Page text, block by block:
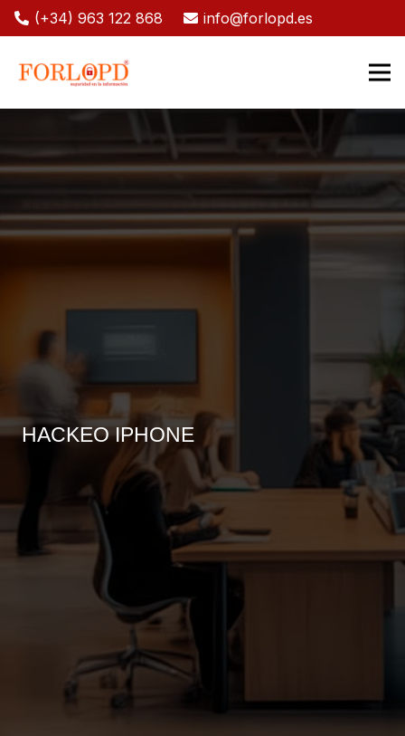
(+34) 963 122 868 info@forlopd.es
HACKEO IPHONE